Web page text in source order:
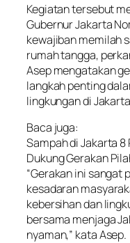
Kegiatan tersebut
Gubernur Jakarta
kewajiban memilah
rumah tangga,
Asep mengatakan
langkah penting
lingkungan di
Baca juga:
Sampah di Jakarta
Dukung Gerakan
“Gerakan ini
kesadaran
kebersihan dan
bersama menjaga
nyaman,” kata Asep.